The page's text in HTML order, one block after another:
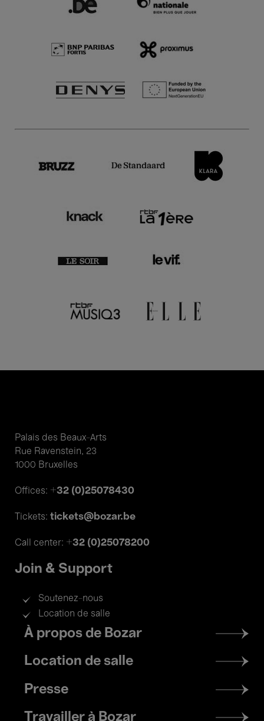
Palais des Beaux-Arts
Rue Ravenstein, 23
1000 Bruxelles
Offices: +32 (0)25078430
Tickets: tickets@bozar.be
Call center: +32 (0)25078200
Join & Support
Soutenez-nous
Location de salle
Footer
menu
À propos de Bozar
Location de salle
Presse
Travailler à Bozar